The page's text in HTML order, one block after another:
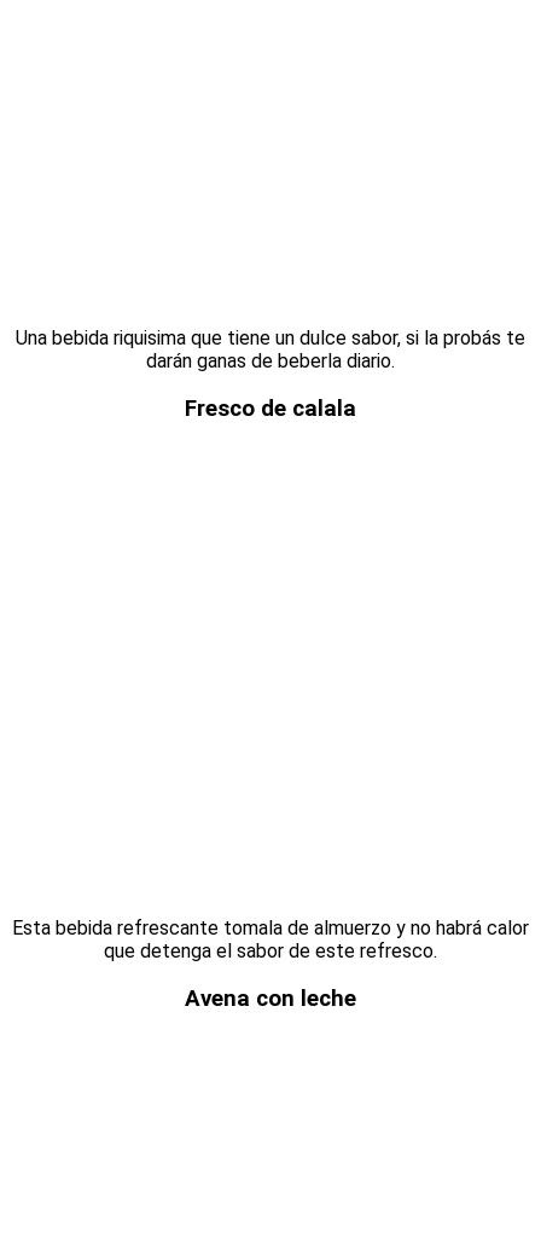
Una bebida riquisima que tiene un dulce sabor, si la probás te
darán ganas de beberla diario.
Fresco de calala
Esta bebida refrescante tomala de almuerzo y no habrá calor
que detenga el sabor de este refresco.
Avena con leche